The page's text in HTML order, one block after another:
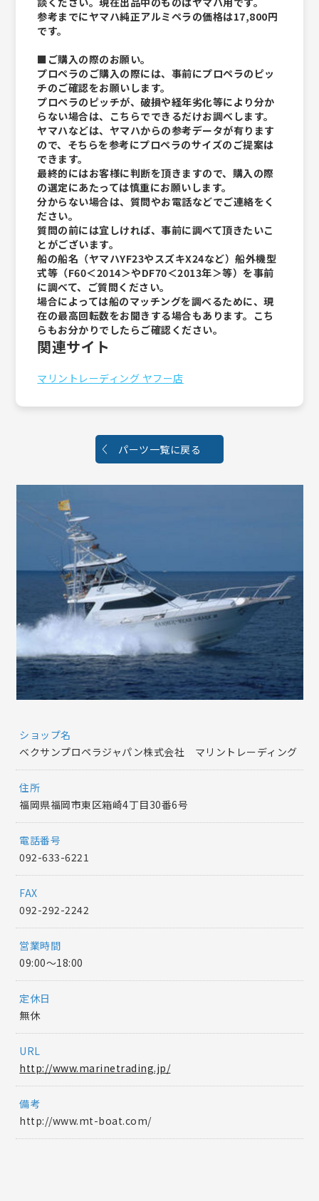
参考までにヤマハ純正アルミペラの価格は17,800円
です。
■ご購入の際のお願い。
プロペラのご購入の際には、事前にプロペラのピッ
チのご確認をお願いします。
プロペラのピッチが、破損や経年劣化等により分か
らない場合は、こちらでできるだけお調べします。
ヤマハなどは、ヤマハからの参考データが有ります
ので、そちらを参考にプロペラのサイズのご提案は
できます。
最終的にはお客様に判断を頂きますので、購入の際
の選定にあたっては慎重にお願いします。
分からない場合は、質問やお電話などでご連絡をく
ださい。
質問の前には宜しければ、事前に調べて頂きたいこ
とがございます。
船の船名（ヤマハYF23やスズキX24など）船外機型
式等（F60＜2014＞やDF70＜2013年＞等）を事前
に調べて、ご質問ください。
場合によっては船のマッチングを調べるために、現
在の最高回転数をお聞きする場合もあります。こち
らもお分かりでしたらご確認ください。
関連サイト
マリントレーディング ヤフー店
パーツ一覧に戻る
ショップ名
ベクサンプロペラジャパン株式会社 マリントレーディング
住所
福岡県福岡市東区箱崎4丁目30番6号
電話番号
092-633-6221
FAX
092-292-2242
営業時間
09:00〜18:00
定休日
無休
URL
http://www.marinetrading.jp/
備考
http://www.mt-boat.com/